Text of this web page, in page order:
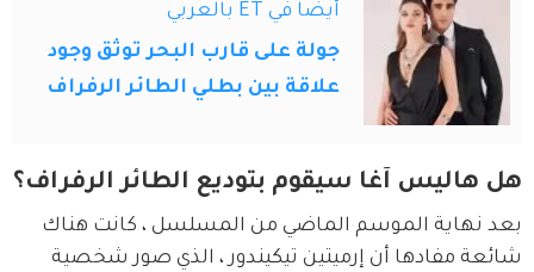
أيضاً في ET بالعربي
جولة على قارب البحر توثق وجود
علاقة بين بطلي الطائر الرفراف
هل هاليس آغا سيقوم بتوديع الطائر الرفراف؟
بعد نهاية الموسم الماضي من المسلسل ، كانت هناك
شائعة مفادها أن إرميتين تيكيندور ، الذي صور شخصية